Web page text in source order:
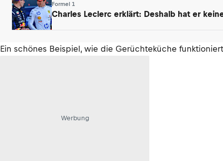
Formel 1
Charles Leclerc erklärt: Deshalb hat er
Ein schönes Beispiel, wie die Gerüchteküche
Werbung